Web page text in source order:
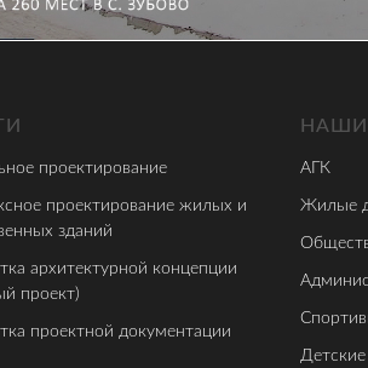
проектирование
проектирование жилых и
зданий
архитектурной концепции
проект)
проектной документации
НАШИ
АГК
Жилые